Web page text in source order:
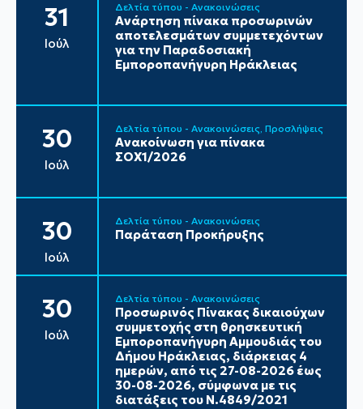
31
Ιούλ
Δελτία τύπου - Ανακοινώσεις
Ανάρτηση πίνακα προσωρινών
αποτελεσμάτων συμμετεχόντων
για την Παραδοσιακή
Εμποροπανήγυρη Ηράκλειας
30
Ιούλ
Δελτία τύπου - Ανακοινώσεις Προσλήψεις
Ανακοίνωση για πίνακα
ΣΟΧ1/2026
30
Ιούλ
Δελτία τύπου - Ανακοινώσεις
Παράταση Προκήρυξης
30
Ιούλ
Δελτία τύπου - Ανακοινώσεις
Προσωρινός Πίνακας δικαιούχων
συμμετοχής στη θρησκευτική
Εμποροπανήγυρη Αμμουδιάς του
Δήμου Ηράκλειας, διάρκειας 4
ημερών, από τις 27-08-2026 έως
30-08-2026, σύμφωνα με τις
διατάξεις του Ν.4849/2021